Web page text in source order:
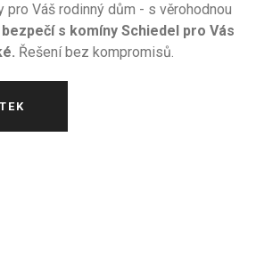
pro Váš rodinný dům - s věrohodnou
s komíny Schiedel pro Vás
Řešení bez kompromisů.